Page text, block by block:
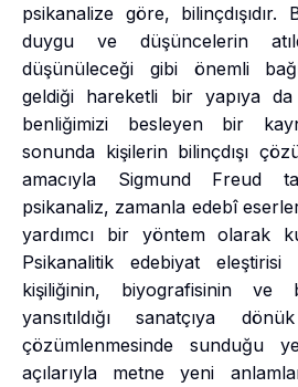
psikanalize göre, bilinçdışıdır.
duygu ve düşüncelerin
düşünüleceği gibi önemli
geldiği hareketli bir yapıya da
benliğimizi besleyen bir
sonunda kişilerin bilinçdışı
amacıyla Sigmund Freud
psikanaliz, zamanla edebî
yardımcı bir yöntem olarak
Psikanalitik edebiyat
kişiliğinin, biyografisinin ve
yansıtıldığı sanatçıya
çözümlenmesinde sunduğu
açılarıyla metne yeni